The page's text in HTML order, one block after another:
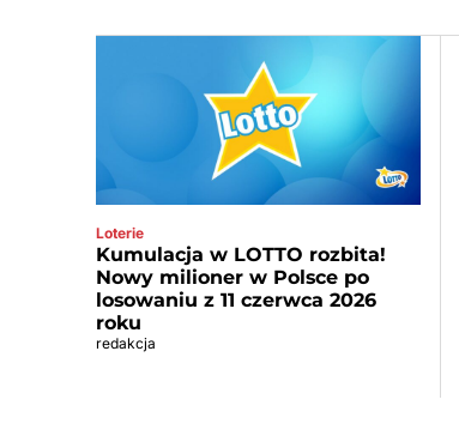
Loterie
Kumulacja w LOTTO rozbita!
Nowy milioner w Polsce po
losowaniu z 11 czerwca 2026
roku
redakcja